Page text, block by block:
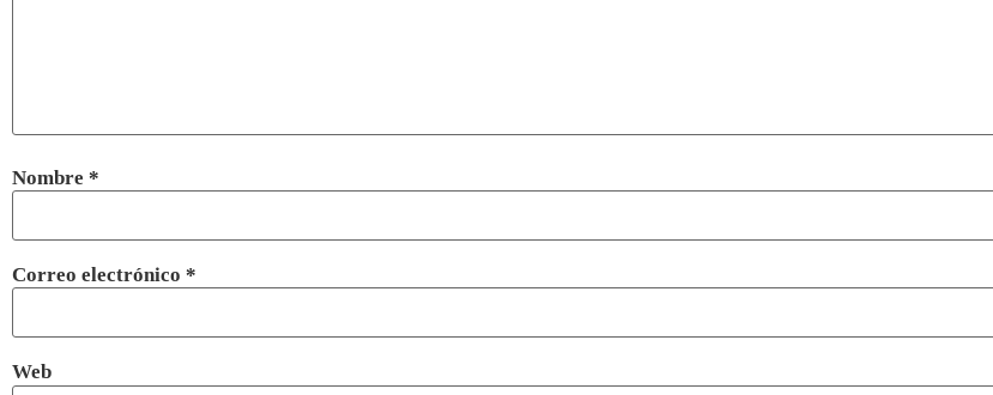
Nombre *
Correo electrónico *
Web